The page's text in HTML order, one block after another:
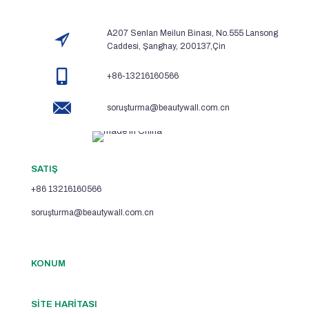
A207 Senlan Meilun Binası, No.555 Lansong
Caddesi, Şanghay, 200137,Çin
+86-13216160566
soruşturma@beautywall.com.cn
SATIŞ
+86 13216160566
soruşturma@beautywall.com.cn
KONUM
SİTE HARİTASI